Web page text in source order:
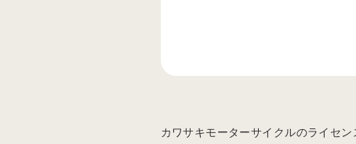
カワサキモーターサイクルのライセン